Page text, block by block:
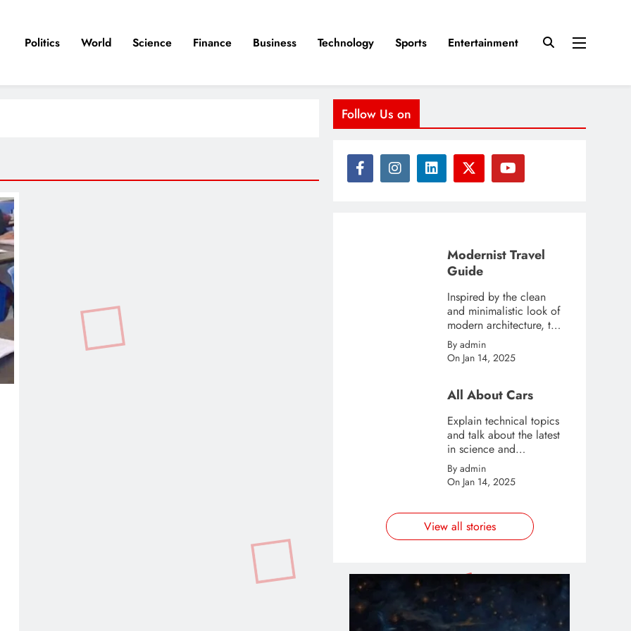
Politics World Science Finance Business Technology Sports Entertainment
Follow Us on
Modernist Travel
Guide
Inspired by the clean
and minimalistic look of
modern architecture, this
template is great for
creating stories about
urban and city tourism.
By admin
On Jan 14, 2025
All About Cars
Explain technical topics
and talk about the latest
in science and
technology with this
clean and futuristic
template.
By admin
On Jan 14, 2025
View all stories